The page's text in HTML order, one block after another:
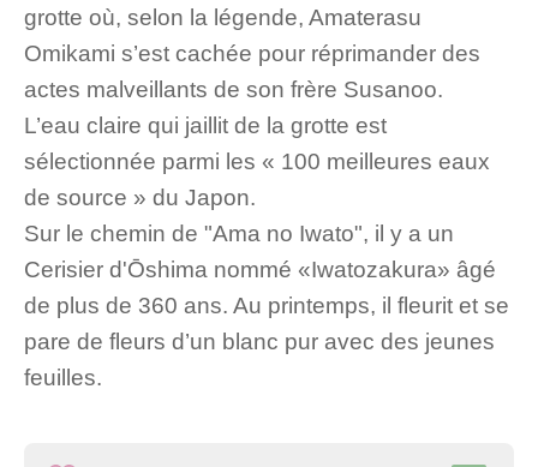
grotte où, selon la légende, Amaterasu
Omikami s’est cachée pour réprimander des
actes malveillants de son frère Susanoo.
L’eau claire qui jaillit de la grotte est
sélectionnée parmi les « 100 meilleures eaux
de source » du Japon.
Sur le chemin de "Ama no Iwato", il y a un
Cerisier d'Ōshima nommé «Iwatozakura» âgé
de plus de 360 ans. Au printemps, il fleurit et se
pare de fleurs d’un blanc pur avec des jeunes
feuilles.